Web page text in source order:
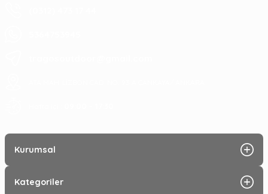
Kurumsal
Kategoriler